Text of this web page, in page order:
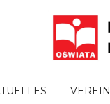
VEREIN